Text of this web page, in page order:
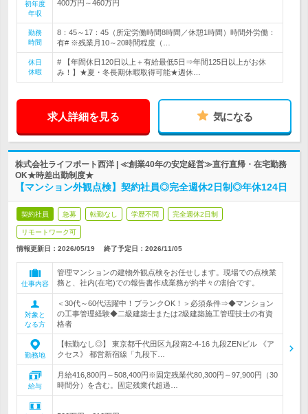
初年度
年収
400万円～460万円
勤務
時間
8：45～17：45（所定労働時間8時間／休憩1時間）時間外労働：
有# ※残業月10～20時間程度（…
休日
休暇
# 【年間休日120日以上＋有給最低5日⇒年間125日以上がお休
み！】★夏・冬長期休暇取得可能★週休…
求人詳細を見る 気になる
株式会社ライフポート西洋 | ≪創業40年の安定経営≫直行直帰・在宅勤務
OK★時差出勤制度★
【マンション外観点検】契約社員◎完全週休2日制◎年休124日
契約社員 急募 転勤なし 学歴不問 完全週休2日制
リモートワーク可
情報更新日：2026/05/19 終了予定日： 2026/11/05
仕事内容
管理マンションの建物外観点検をお任せします。現場での点検業
務と、社内(在宅)での報告書作成業務が約半々の割合です。
対象と
なる方
＜30代～60代活躍中！ブランクOK！＞必須条件⇒◆マンション
の工事管理経験◆二級建築士または2級建築施工管理技士の有資
格者
勤務地
【転勤なし◎】 東京都千代田区九段南2-4-16 九段ZENビル 《ア
クセス》 都営新宿線「九段下…
給与
月給416,800円～508,400円※固定残業代80,300円～97,900円（30
時間分）を含む。固定残業代超過…